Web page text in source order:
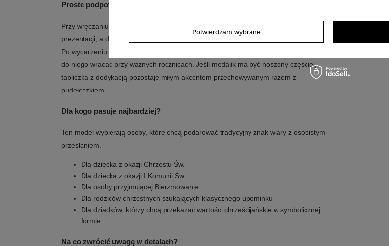
Proste podpowiedzi aranżacyjne
Przy wręczaniu warto wykorzystać pudełeczko z kokardką jako część uroczystej
prezentacji, a dedykację na tabliczce potraktować jak osobisty list do obdarowanej osoby.
Po wydarzeniu komplet dobrze wygląda w domowym miejscu na pamiątki, gdzie można
do niego wracać przy ważnych rocznicach. Jeśli medalik ma być noszony częściej,
tabliczka z dedykacją pozostaje miłym akcentem przechowywanym razem z
pudełeczkiem.
Dla kogo pasuje najbardziej?
Ten model wybierają osoby, które chcą podarować tradycyjny znak wiary z osobistym
przesłaniem.
Dla dziecka z okazji Chrzestu Św.
Dla dziecka z okazji I Komunii Św.
Dla osoby przyjmującej Bierzmowanie
Dla rodziców chrzestnych szukających klasycznego upominku
Dla dziadków, którzy chcą przekazać wartości chrześcijańskie w symbolicznej
formie
Na co zwrócić uwagę w detalach?
Potwierdzam wybrane